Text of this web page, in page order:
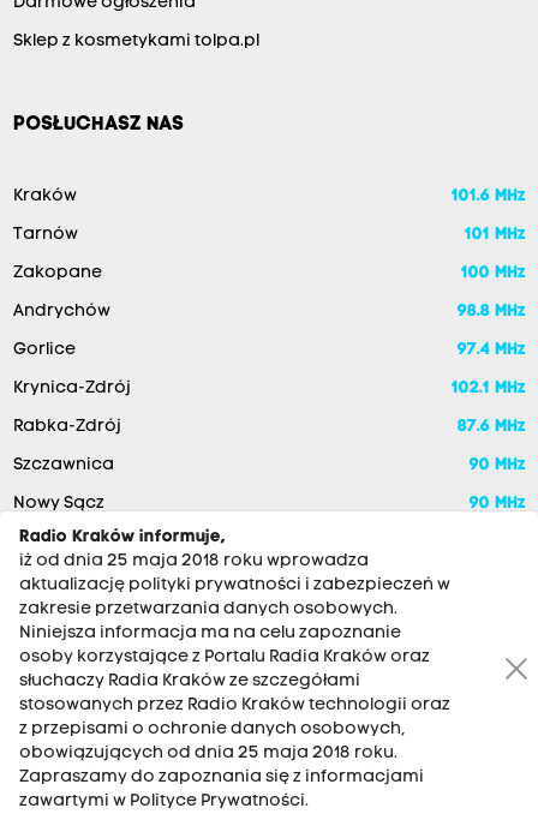
Sklep z kosmetykami tolpa.pl
POSŁUCHASZ NAS
Kraków 101.6 MHz
Tarnów 101 MHz
Zakopane 100 MHz
Andrychów 98.8 MHz
Gorlice 97.4 MHz
Krynica-Zdrój 102.1 MHz
Rabka-Zdrój 87.6 MHz
Szczawnica 90 MHz
Nowy Sącz 90 MHz
RADIO KRAKÓW SA. Aleja Juliusza Słowackiego 22, 30-007
Kraków
Antena: 12 200 33 33
Radio Kraków informuje,
iż od dnia 25 maja 2018 roku wprowadza
aktualizację polityki prywatności i zabezpieczeń w
zakresie przetwarzania danych osobowych.
Niniejsza informacja ma na celu zapoznanie
osoby korzystające z Portalu Radia Kraków oraz
słuchaczy Radia Kraków ze szczegółami
stosowanych przez Radio Kraków technologii oraz
z przepisami o ochronie danych osobowych,
obowiązujących od dnia 25 maja 2018 roku.
Zapraszamy do zapoznania się z informacjami
zawartymi w Polityce Prywatności.